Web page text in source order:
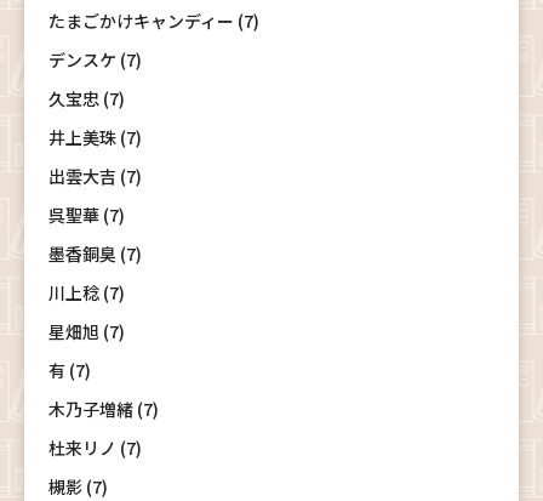
たまごかけキャンディー (7)
デンスケ (7)
久宝忠 (7)
井上美珠 (7)
出雲大吉 (7)
呉聖華 (7)
墨香銅臭 (7)
川上稔 (7)
星畑旭 (7)
有 (7)
木乃子増緒 (7)
杜来リノ (7)
槻影 (7)